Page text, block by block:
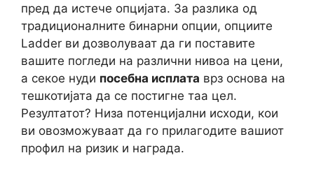
пред да истече опцијата. За разлика од
традиционалните бинарни опции, опциите
Ladder ви дозволуваат да ги поставите
вашите погледи на различни нивоа на цени,
а секое нуди посебна исплата врз основа на
тешкотијата да се постигне таа цел.
Резултатот? Низа потенцијални исходи, кои
ви овозможуваат да го прилагодите вашиот
профил на ризик и награда.